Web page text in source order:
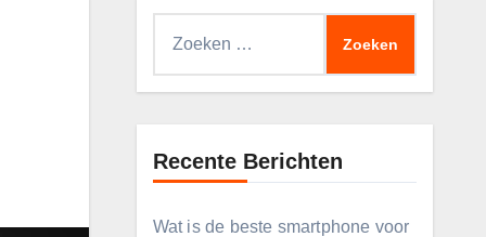
Recente Berichten
Wat is de beste smartphone voor